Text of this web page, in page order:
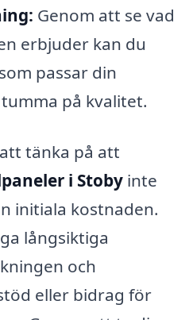
Genom att se vad
erbjuder kan du
passar din
på kvalitet.
tänka på att
i Stoby inte
initiala kostnaden.
långsiktiga
och
eller bidrag för